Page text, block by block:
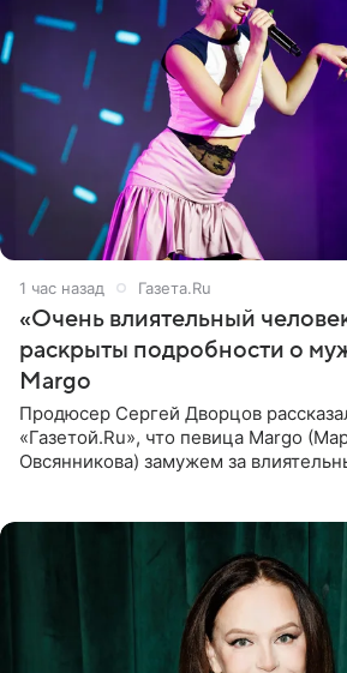
1 час назад Газета.Ru
«Очень влиятельный
раскрыты подробности о
Margo
Продюсер Сергей Дворцов
«Газетой.Ru», что певица Margo
Овсянникова) замужем за